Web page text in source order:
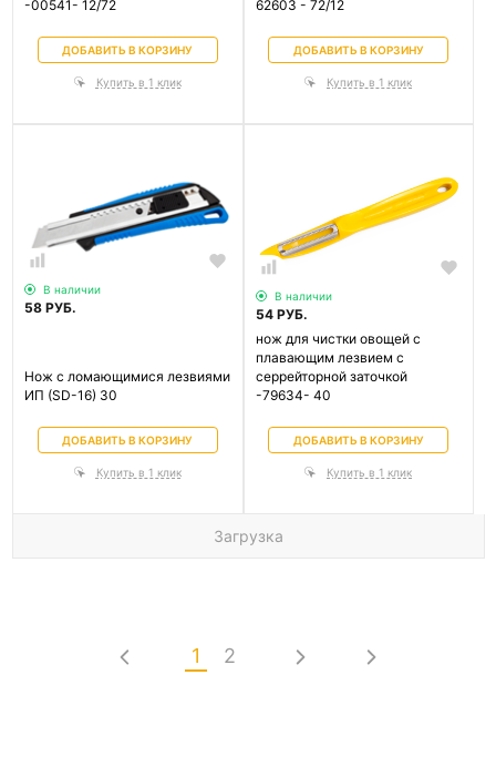
-00541- 12/72
ДОБАВИТЬ В КОРЗИНУ
Купить в 1 клик
62603 - 72/12
ДОБАВИТЬ В КОРЗИНУ
Купить в 1 клик
В наличии
58 РУБ.
Нож с ломающимися лезвиями
ИП (SD-16) 30
ДОБАВИТЬ В КОРЗИНУ
Купить в 1 клик
В наличии
54 РУБ.
нож для чистки овощей с
плавающим лезвием с
серрейторной заточкой
-79634- 40
ДОБАВИТЬ В КОРЗИНУ
Купить в 1 клик
Загрузка
1 2